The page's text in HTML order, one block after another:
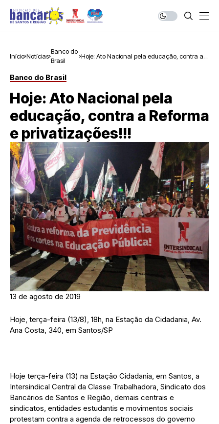
Início Notícias
Banco do
Brasil
Hoje: Ato Nacional pela educação, contra a
Banco do Brasil
Hoje: Ato Nacional pela
educação, contra a Reforma
e privatizações!!!
13 de agosto de 2019
Hoje, terça-feira (13/8), 18h, na Estação da Cidadania, Av.
Ana Costa, 340, em Santos/SP
Hoje terça-feira (13) na Estação Cidadania, em Santos, a
Intersindical Central da Classe Trabalhadora, Sindicato dos
Bancários de Santos e Região, demais centrais e
sindicatos, entidades estudantis e movimentos sociais
protestam contra a agenda de retrocessos do governo